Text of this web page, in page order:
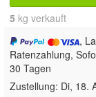
5 kg verkauft
,
Ratenzahlung,
30 Tagen
Zustellung: Di, 18.